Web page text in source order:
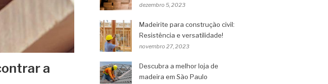
a
dezembro 5, 2023
Madeirite para construção civil:
Resistência e versatilidade!
novembro 27, 2023
Descubra a melhor loja de
madeira em São Paulo